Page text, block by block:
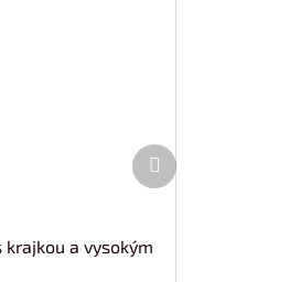
krajkou a vysokým
Další
produkt